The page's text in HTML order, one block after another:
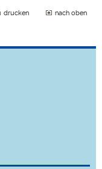
drucken nach oben